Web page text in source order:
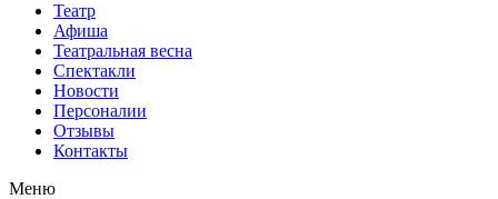
Театр
Афиша
Театральная весна
Спектакли
Новости
Персоналии
Отзывы
Контакты
Меню